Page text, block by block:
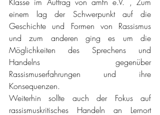
einem lag der Schwerpunkt auf die
Geschichte und Formen von Rassismus
und zum anderen ging es um die
Möglichkeiten des Sprechens und
Handelns gegenüber
Rassismuserfahrungen und ihre
Konsequenzen.
Weiterhin sollte auch der Fokus auf
rassismuskritisches Handeln an Lernort